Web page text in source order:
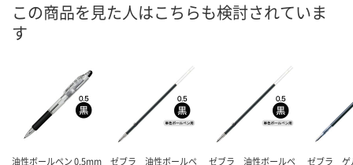
お届け日 8月7日（金） 8月7日（金） 8月7日（金）
数量 数量
カゴへ
数量
カ
この商品を見た人はこちらも検討されていま
す
油性ボールペン 0.5mm
ゼブラ 油性ボールペ
ゼブラ 油性ボールペ
ゼブラ ゲ